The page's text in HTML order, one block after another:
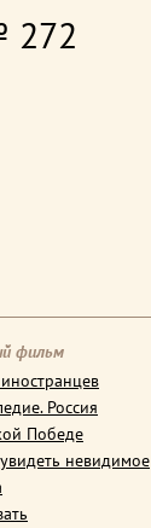
фильм
Россия
Победе
невидимое